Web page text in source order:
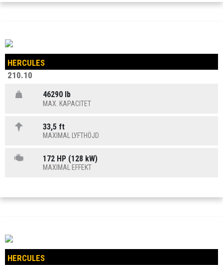
HERCULES
210.10
46290 lb
MAX. KAPACITET
33,5 ft
MAXIMAL LYFTHÖJD
172 HP (128 kW)
MAXIMAL EFFEKT
HERCULES